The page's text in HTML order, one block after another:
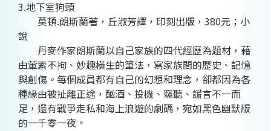
3.地下室狗頭
莫頓.朗斯蘭著，丘淑芳譯，印刻出版，380元；小
說
丹麥作家朗斯蘭以自己家族的四代經歷為題材，藉
由葷素不拘、妙趣橫生的筆法，寫家族間的歷史、記憶
與創傷。每個成員都有自己的幻想和理念，卻都因為各
種緣由被扯離正途，酗酒、投機、竊聽、謊言不一而
足，還有戰爭走私和海上浪遊的劇碼，宛如黑色幽默版
的一千零一夜。